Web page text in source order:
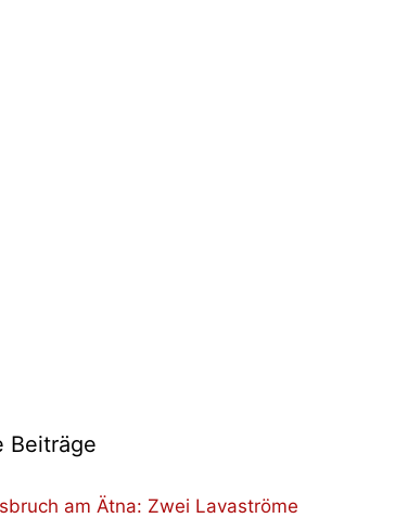
Beiträge
am Ätna: Zwei Lavaströme